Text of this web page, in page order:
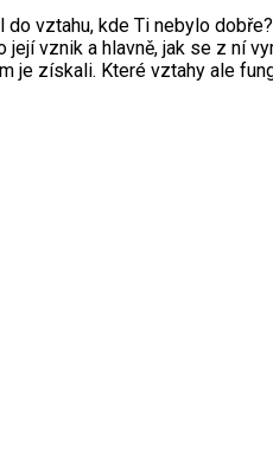
vztahu, kde Ti nebylo
vznik a hlavně, jak se z ní
je získali. Které vztahy ale